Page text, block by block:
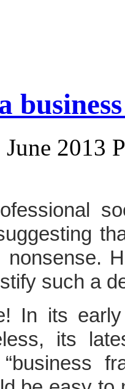
June 2013
nonsense.
such a
In its
its